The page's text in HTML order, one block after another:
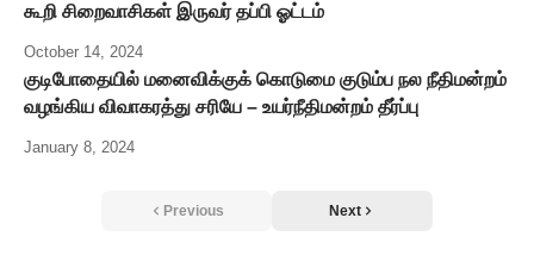
கூறி சிறைவாசிகள் இருவர் தப்பி ஓட்டம்
October 14, 2024
குடிபோதையில் மனைவிக்குக் கொடுமை குடும்ப நல நீதிமன்றம்
வழங்கிய விவாகரத்து சரியே – உயர்நீதிமன்றம் தீர்ப்பு
January 8, 2024
Previous Next